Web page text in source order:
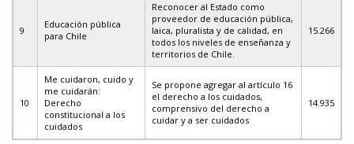
9
Educación pública
para Chile
Reconocer al Estado como
proveedor de educación pública,
laica, pluralista y de calidad, en
todos los niveles de enseñanza y
territorios de Chile.
15.266
10
Me cuidaron, cuido y
me cuidarán:
Derecho
constitucional a los
cuidados
Se propone agregar al artículo 16
el derecho a los cuidados,
comprensivo del derecho a
cuidar y a ser cuidados
14.935